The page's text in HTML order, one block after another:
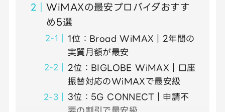
WiMAXの最安プロバイダおすす
め5選
1位：Broad WiMAX｜2年間の
実質月額が最安
2位：BIGLOBE WiMAX｜口座
振替対応のWiMAXで最安級
3位：5G CONNECT｜申請不